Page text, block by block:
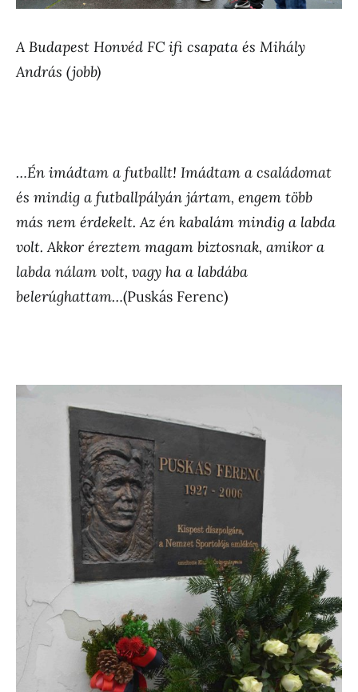
A Budapest Honvéd FC ifi csapata és Mihály
András (jobb)
…Én imádtam a futballt! Imádtam a családomat
és mindig a futballpályán jártam, engem több
más nem érdekelt. Az én kabalám mindig a labda
volt. Akkor éreztem magam biztosnak, amikor a
labda nálam volt, vagy ha a labdába
belerúghattam…(Puskás Ferenc)